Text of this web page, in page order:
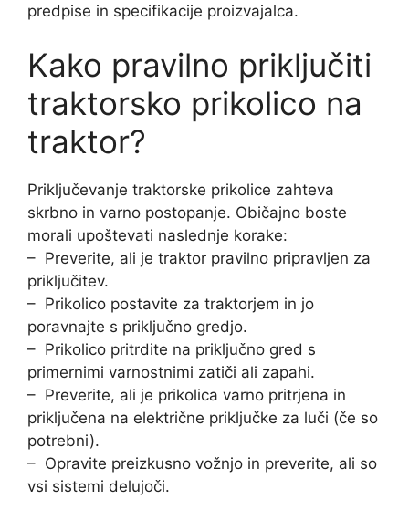
predpise in specifikacije proizvajalca.
Kako pravilno priključiti
traktorsko prikolico na
traktor?
Priključevanje traktorske prikolice zahteva
skrbno in varno postopanje. Običajno boste
morali upoštevati naslednje korake:
– Preverite, ali je traktor pravilno pripravljen za
priključitev.
– Prikolico postavite za traktorjem in jo
poravnajte s priključno gredjo.
– Prikolico pritrdite na priključno gred s
primernimi varnostnimi zatiči ali zapahi.
– Preverite, ali je prikolica varno pritrjena in
priključena na električne priključke za luči (če so
potrebni).
– Opravite preizkusno vožnjo in preverite, ali so
vsi sistemi delujoči.